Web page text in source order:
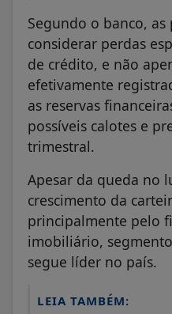
Segundo o banco, as
considerar perdas
de crédito, e não
efetivamente
as reservas
possíveis calotes e
trimestral.
Apesar da queda no
crescimento da
principalmente pelo
imobiliário,
segue líder no país.
LEIA TAMBÉM: